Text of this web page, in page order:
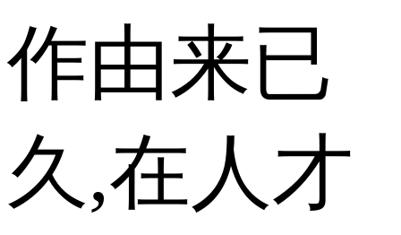
作由来已
久,在人才